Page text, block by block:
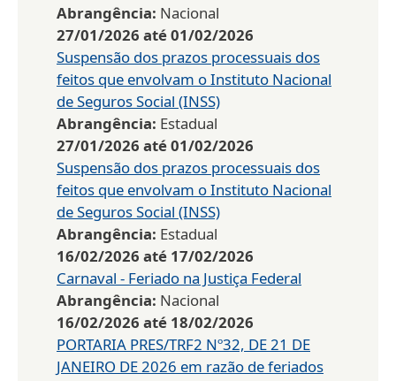
Abrangência: Nacional
27/01/2026 até01/02/2026
Suspensão dos prazos processuais dos
feitos que envolvam o Instituto Nacional
de Seguros Social (INSS)
Abrangência: Estadual
27/01/2026 até01/02/2026
Suspensão dos prazos processuais dos
feitos que envolvam o Instituto Nacional
de Seguros Social (INSS)
Abrangência: Estadual
16/02/2026 até 17/02/2026
Carnaval - Feriado na Justiça Federal
Abrangência: Nacional
16/02/2026 até 18/02/2026
PORTARIA PRES/TRF2 Nº32, DE 21 DE
JANEIRO DE 2026 em razão de feriados